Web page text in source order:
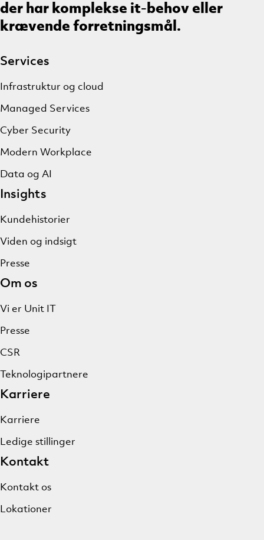
der har komplekse it-behov eller
krævende forretningsmål.
Services
Infrastruktur og cloud
Managed Services
Cyber Security
Modern Workplace
Data og AI
Insights
Kundehistorier
Viden og indsigt
Presse
Om os
Vi er Unit IT
Presse
CSR
Teknologipartnere
Karriere
Karriere
Ledige stillinger
Kontakt
Kontakt os
Lokationer